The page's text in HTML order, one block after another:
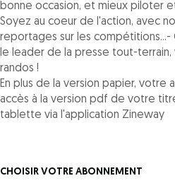
bonne occasion, et mieux piloter
Soyez au coeur de l'action, avec
reportages sur les compétitions...-
le leader de la presse tout-terrain,
randos !
En plus de la version papier, votre
accès à la version pdf de votre
tablette via l'application Zineway
CHOISIR VOTRE ABONNEMENT